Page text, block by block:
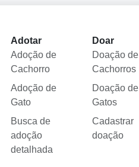
Adotar
Adoção de
Cachorro
Adoção de
Gato
Busca de
adoção
detalhada
Doar
Doação de
Cachorros
Doação de
Gatos
Cadastrar
doação